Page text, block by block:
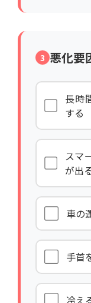
3 悪化要
長時
する
スマ
が出
車の
手首